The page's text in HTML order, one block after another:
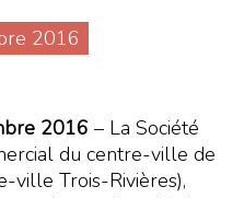
2016
2016 – La Société
du centre-ville de
ville Trois-Rivières),